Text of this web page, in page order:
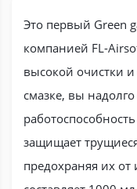
Это первый Green
компанией FL-
высокой очистки и
смазке, вы
защищает
предохраняя их